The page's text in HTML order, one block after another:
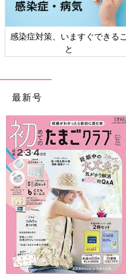
日本外来小児科学会リーフレッ
ト検討会
最新号